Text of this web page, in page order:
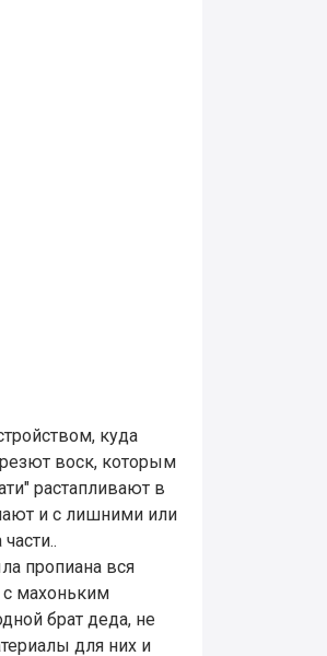
куда
воск, которым
растапливают в
и с лишними или
пропиана вся
с махоньким
брат деда, не
для них и